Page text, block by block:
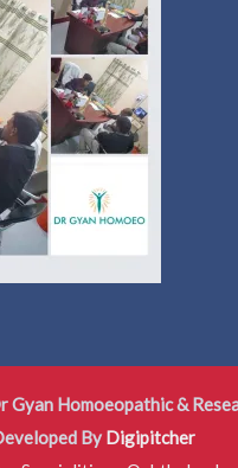
Gyan Homoeopathic &
By Digipitcher